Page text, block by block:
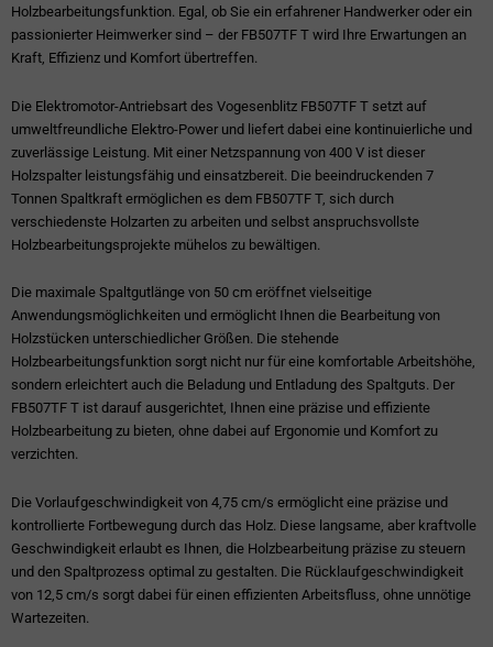
Holzbearbeitungsfunktion. Egal, ob Sie ein erfahrener Handwerker oder ein
passionierter Heimwerker sind – der FB507TF T wird Ihre Erwartungen an
Kraft, Effizienz und Komfort übertreffen.
Die Elektromotor-Antriebsart des Vogesenblitz FB507TF T setzt auf
umweltfreundliche Elektro-Power und liefert dabei eine kontinuierliche und
zuverlässige Leistung. Mit einer Netzspannung von 400 V ist dieser
Holzspalter leistungsfähig und einsatzbereit. Die beeindruckenden 7
Tonnen Spaltkraft ermöglichen es dem FB507TF T, sich durch
verschiedenste Holzarten zu arbeiten und selbst anspruchsvollste
Holzbearbeitungsprojekte mühelos zu bewältigen.
Die maximale Spaltgutlänge von 50 cm eröffnet vielseitige
Anwendungsmöglichkeiten und ermöglicht Ihnen die Bearbeitung von
Holzstücken unterschiedlicher Größen. Die stehende
Holzbearbeitungsfunktion sorgt nicht nur für eine komfortable Arbeitshöhe,
sondern erleichtert auch die Beladung und Entladung des Spaltguts. Der
FB507TF T ist darauf ausgerichtet, Ihnen eine präzise und effiziente
Holzbearbeitung zu bieten, ohne dabei auf Ergonomie und Komfort zu
verzichten.
Die Vorlaufgeschwindigkeit von 4,75 cm/s ermöglicht eine präzise und
kontrollierte Fortbewegung durch das Holz. Diese langsame, aber kraftvolle
Geschwindigkeit erlaubt es Ihnen, die Holzbearbeitung präzise zu steuern
und den Spaltprozess optimal zu gestalten. Die Rücklaufgeschwindigkeit
von 12,5 cm/s sorgt dabei für einen effizienten Arbeitsfluss, ohne unnötige
Wartezeiten.